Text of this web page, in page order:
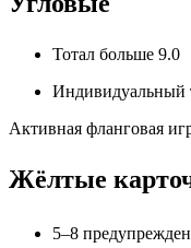
Тотал больше 9.0
Индивидуальный
Активная фланговая
Жёлтые
5–8